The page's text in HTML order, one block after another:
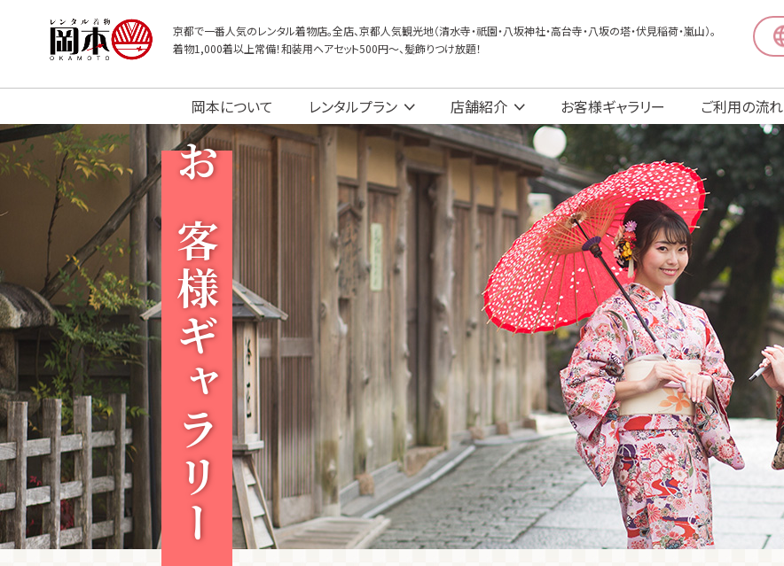
京都で一番人気のレンタル着物店。全店、京都人気観光地（清水寺・祇園・八坂神社・高台寺・八坂の塔・伏見稲荷・嵐山）。
着物1,000着以上常備！和装用ヘアセット500円〜、髪飾りつけ放題！
岡本について レンタルプラン 店舗紹介 お客様ギャラリー ご利用の流れ
お客様ギャラリー